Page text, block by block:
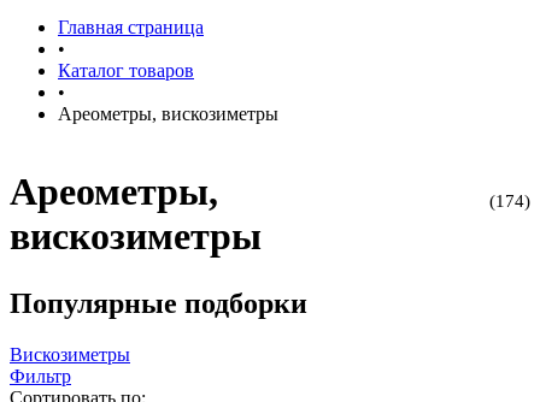
Главная страница
•
Каталог товаров
•
Ареометры, вискозиметры
Ареометры,
вискозиметры
(174)
Популярные подборки
Вискозиметры
Фильтр